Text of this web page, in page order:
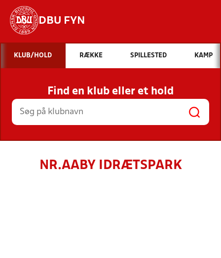
DBU FYN
Hvad vil du søge efter?
INDHOLD OG NYHEDER
STILLINGER, RESULTATER, KLUBBER OG
HOLD
KLUB/HOLD RÆKKE SPILLESTED KAMP
Find en klub eller et hold
NR.AABY IDRÆTSPARK